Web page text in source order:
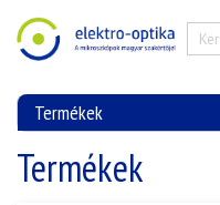
Termékek
Termékek